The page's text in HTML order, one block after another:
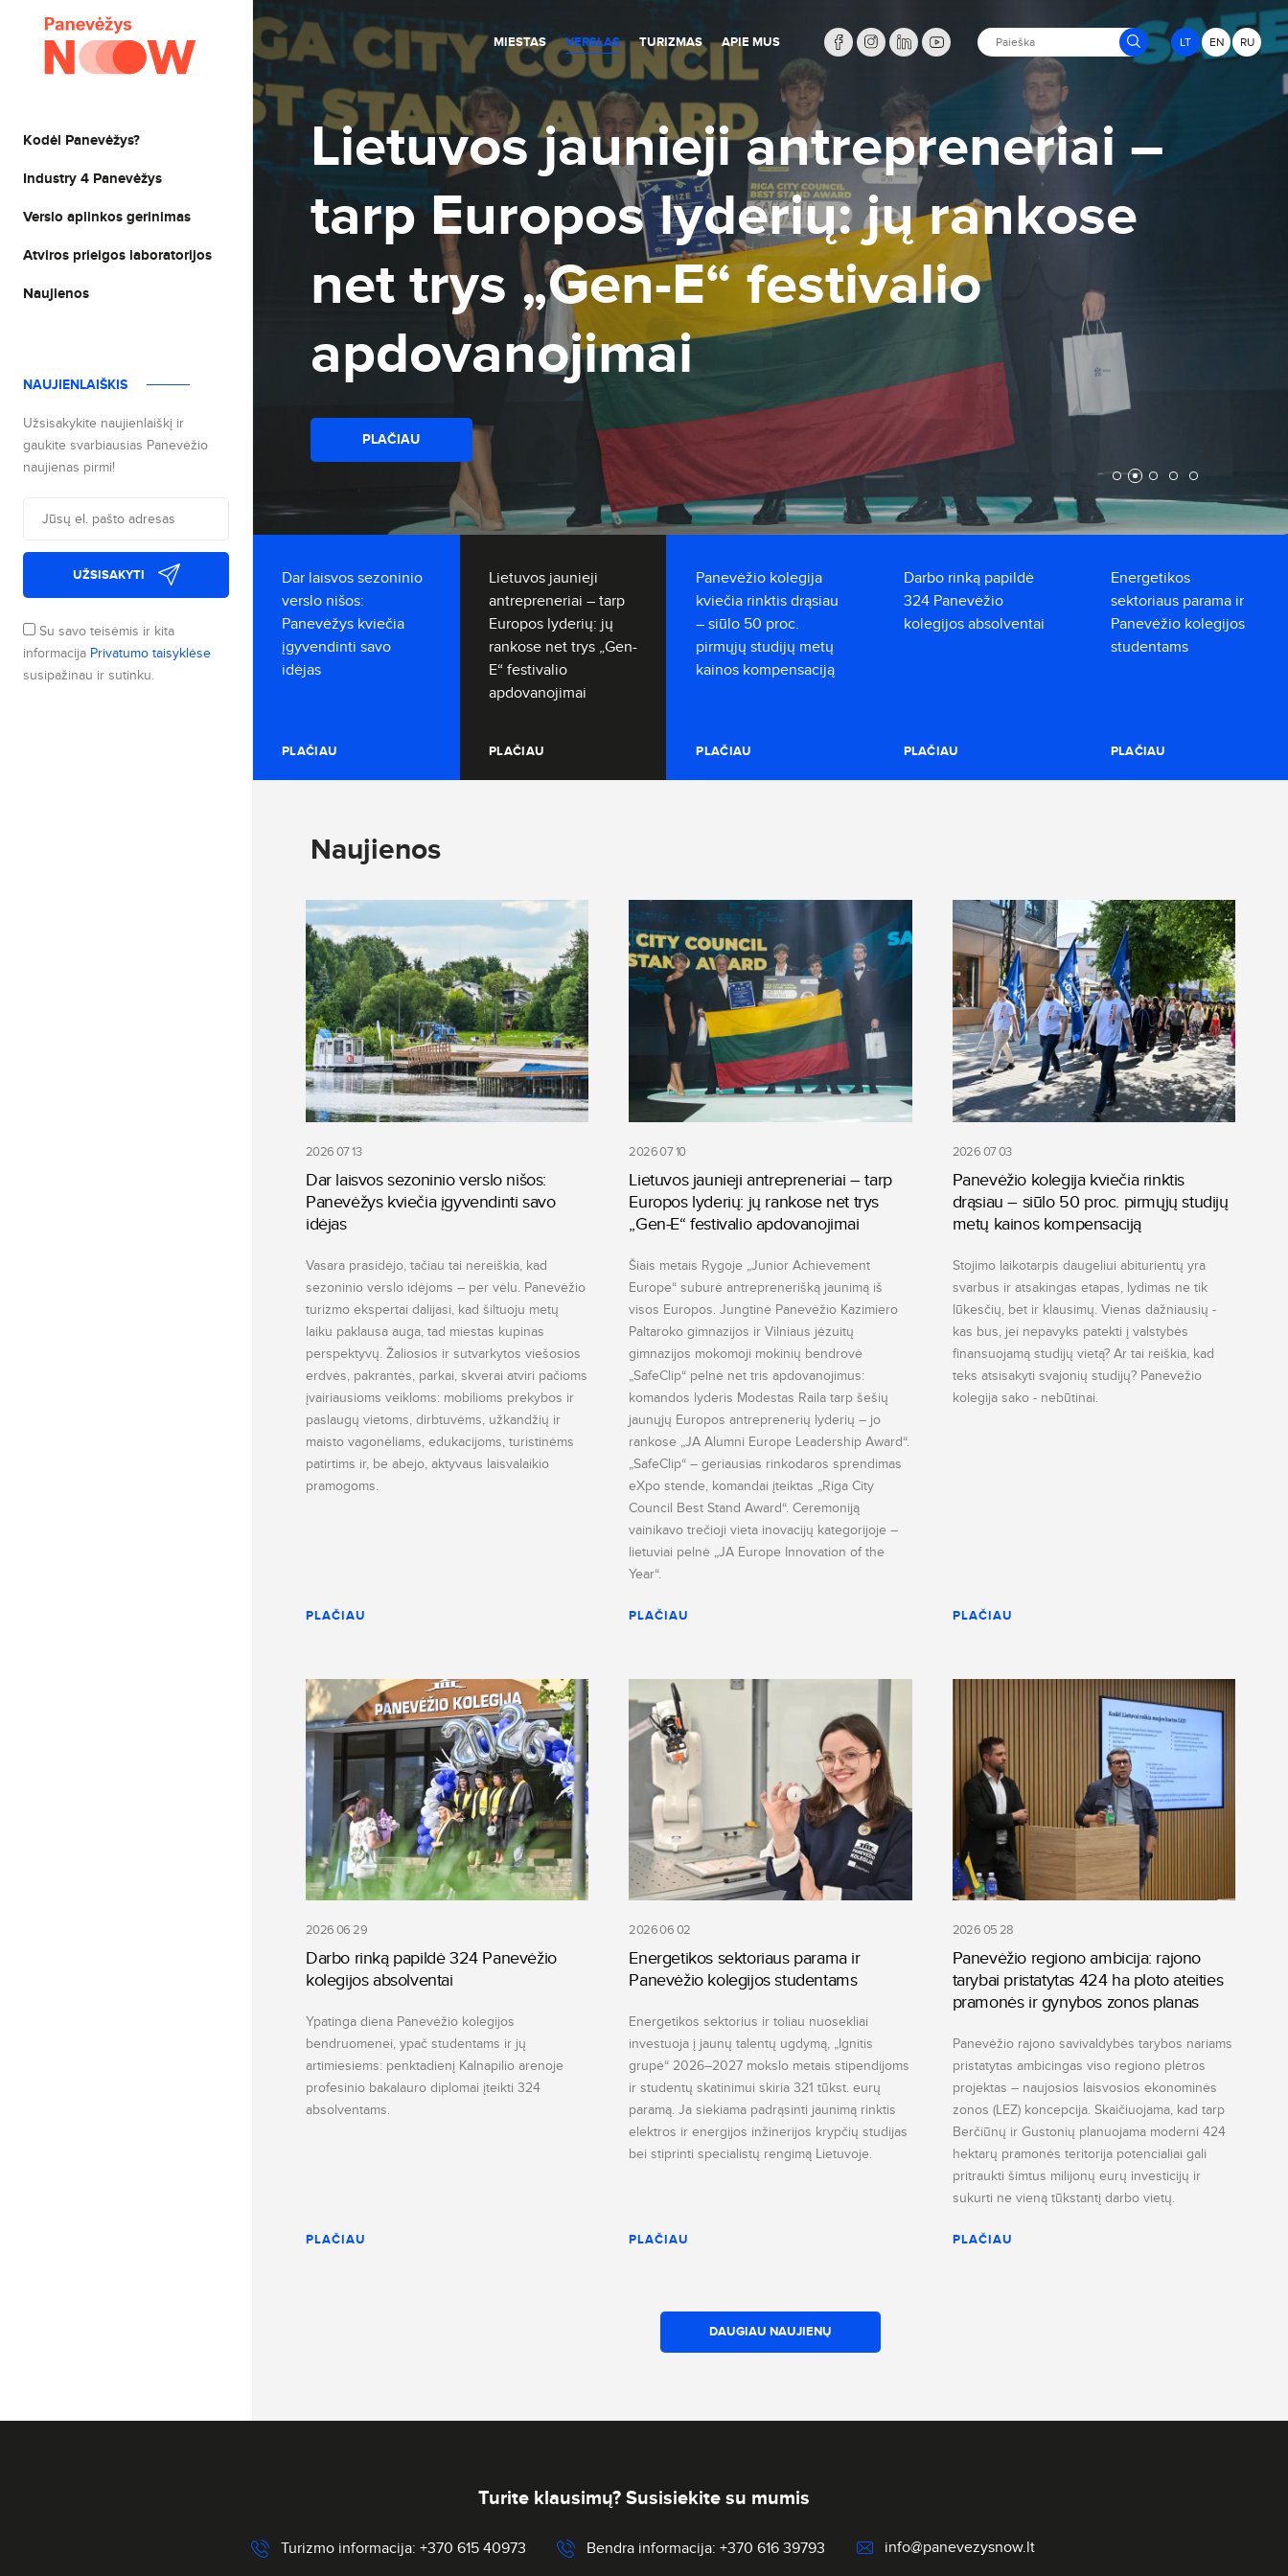
MIESTAS VERSLAS TURIZMAS APIE MUS LT EN RU
Kodėl Panevėžys?
Industry 4 Panevėžys
Verslo aplinkos gerinimas
Atviros prieigos laboratorijos
Naujienos
NAUJIENLAIŠKIS
Užsisakykite naujienlaiškį ir
gaukite svarbiausias Panevėžio
naujienas pirmi!
UŽSISAKYTI
Su savo teisėmis ir kita
informacija Privatumo taisyklėse
susipažinau ir sutinku.
savo
Lietuvos jaunieji antrepreneriai –
tarp Europos lyderių: jų rankose
net trys „Gen-E“ festivalio
apdovanojimai
PLAČIAU
Dar laisvos sezoninio
verslo nišos:
Panevėžys kviečia
įgyvendinti savo
idėjas
PLAČIAU
Lietuvos jaunieji
antrepreneriai – tarp
Europos lyderių: jų
rankose net trys „Gen-
E“ festivalio
apdovanojimai
PLAČIAU
Panevėžio kolegija
kviečia rinktis drąsiau
– siūlo 50 proc.
pirmųjų studijų metų
kainos kompensaciją
PLAČIAU
Darbo rinką papildė
324 Panevėžio
kolegijos absolventai
PLAČIAU
Energetikos
sektoriaus parama ir
Panevėžio kolegijos
studentams
PLAČIAU
Naujienos
2026 07 13
Dar laisvos sezoninio verslo nišos:
Panevėžys kviečia įgyvendinti savo
idėjas
Vasara prasidėjo, tačiau tai nereiškia, kad
sezoninio verslo idėjoms – per vėlu. Panevėžio
turizmo ekspertai dalijasi, kad šiltuoju metų
laiku paklausa auga, tad miestas kupinas
perspektyvų. Žaliosios ir sutvarkytos viešosios
erdvės, pakrantės, parkai, skverai atviri pačioms
įvairiausioms veikloms: mobilioms prekybos ir
paslaugų vietoms, dirbtuvėms, užkandžių ir
maisto vagonėliams, edukacijoms, turistinėms
patirtims ir, be abejo, aktyvaus laisvalaikio
pramogoms.
PLAČIAU
2026 07 10
Lietuvos jaunieji antrepreneriai – tarp
Europos lyderių: jų rankose net trys
„Gen-E“ festivalio apdovanojimai
Šiais metais Rygoje „Junior Achievement
Europe“ suburė antreprenerišką jaunimą iš
visos Europos. Jungtinė Panevėžio Kazimiero
Paltaroko gimnazijos ir Vilniaus jėzuitų
gimnazijos mokomoji mokinių bendrovė
„SafeClip“ pelnė net tris apdovanojimus:
komandos lyderis Modestas Raila tarp šešių
jaunųjų Europos antreprenerių lyderių – jo
rankose „JA Alumni Europe Leadership Award“.
„SafeClip“ – geriausias rinkodaros sprendimas
eXpo stende, komandai įteiktas „Riga City
Council Best Stand Award“. Ceremoniją
vainikavo trečioji vieta inovacijų kategorijoje –
lietuviai pelnė „JA Europe Innovation of the
Year“.
PLAČIAU
2026 07 03
Panevėžio kolegija kviečia rinktis
drąsiau – siūlo 50 proc. pirmųjų studijų
metų kainos kompensaciją
Stojimo laikotarpis daugeliui abiturientų yra
svarbus ir atsakingas etapas, lydimas ne tik
lūkesčių, bet ir klausimų. Vienas dažniausių -
kas bus, jei nepavyks patekti į valstybės
finansuojamą studijų vietą? Ar tai reiškia, kad
teks atsisakyti svajonių studijų? Panevėžio
kolegija sako - nebūtinai.
PLAČIAU
2026 06 29
Darbo rinką papildė 324 Panevėžio
kolegijos absolventai
Ypatinga diena Panevėžio kolegijos
bendruomenei, ypač studentams ir jų
artimiesiems: penktadienį Kalnapilio arenoje
profesinio bakalauro diplomai įteikti 324
absolventams.
PLAČIAU
2026 06 02
Energetikos sektoriaus parama ir
Panevėžio kolegijos studentams
Energetikos sektorius ir toliau nuosekliai
investuoja į jaunų talentų ugdymą, „Ignitis
grupė“ 2026–2027 mokslo metais stipendijoms
ir studentų skatinimui skiria 321 tūkst. eurų
paramą. Ja siekiama padrąsinti jaunimą rinktis
elektros ir energijos inžinerijos krypčių studijas
bei stiprinti specialistų rengimą Lietuvoje.
PLAČIAU
2026 05 28
Panevėžio regiono ambicija: rajono
tarybai pristatytas 424 ha ploto ateities
pramonės ir gynybos zonos planas
Panevėžio rajono savivaldybės tarybos nariams
pristatytas ambicingas viso regiono plėtros
projektas – naujosios laisvosios ekonominės
zonos (LEZ) koncepcija. Skaičiuojama, kad tarp
Berčiūnų ir Gustonių planuojama moderni 424
hektarų pramonės teritorija potencialiai gali
pritraukti šimtus milijonų eurų investicijų ir
sukurti ne vieną tūkstantį darbo vietų.
PLAČIAU
DAUGIAU NAUJIENŲ
Turite klausimų? Susisiekite su mumis
Turizmo informacija: +370 615 40973 Bendra informacija: +370 616 39793 info@panevezysnow.lt